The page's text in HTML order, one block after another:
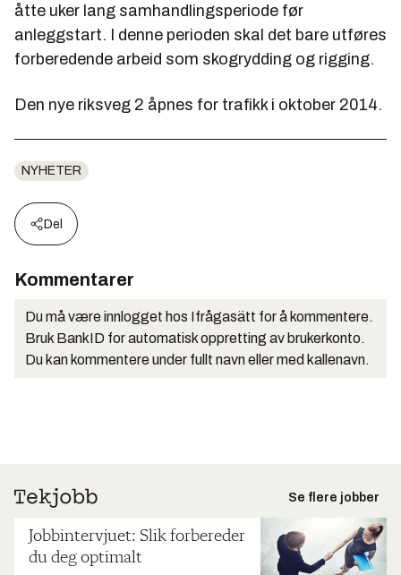
åtte uker lang samhandlingsperiode før
anleggstart. I denne perioden skal det bare utføres
forberedende arbeid som skogrydding og rigging.
Den nye riksveg 2 åpnes for trafikk i oktober 2014.
NYHETER
Del
Kommentarer
Du må være innlogget hos Ifrågasätt for å kommentere.
Bruk BankID for automatisk oppretting av brukerkonto.
Du kan kommentere under fullt navn eller med kallenavn.
Se flere jobber
Jobbintervjuet: Slik forbereder
du deg optimalt